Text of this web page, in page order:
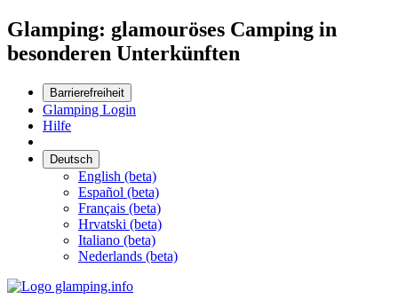
Glamping: glamouröses Camping in
besonderen Unterkünften
Barrierefreiheit
Glamping Login
Hilfe
Deutsch
English (beta)
Español (beta)
Français (beta)
Hrvatski (beta)
Italiano (beta)
Nederlands (beta)